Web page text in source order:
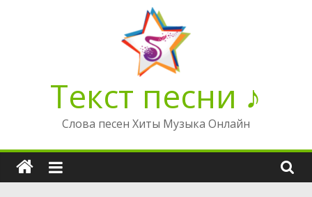
Текст песни ♪
Слова песен Хиты Музыка Онлайн